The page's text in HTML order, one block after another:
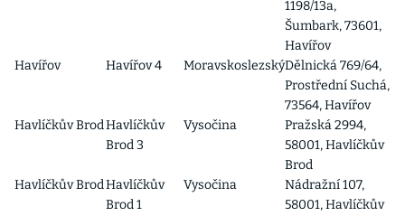
1198/13a,
Šumbark, 73601,
Havířov
Havířov
Havířov 4 MoravskoslezskýDělnická 769/64,
Prostřední Suchá,
73564, Havířov
Havlíčkův BrodHavlíčkův
Brod 3
Vysočina
Pražská 2994,
58001, Havlíčkův
Brod
Havlíčkův BrodHavlíčkův
Brod 1
Vysočina
Nádražní 107,
58001, Havlíčkův